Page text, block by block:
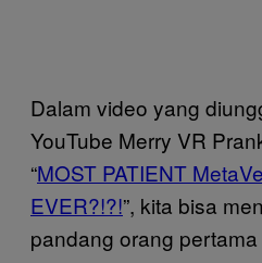
Dalam video yang
YouTube Merry VR
“MOST PATIENT
EVER?!?!”, kita bisa
pandang orang